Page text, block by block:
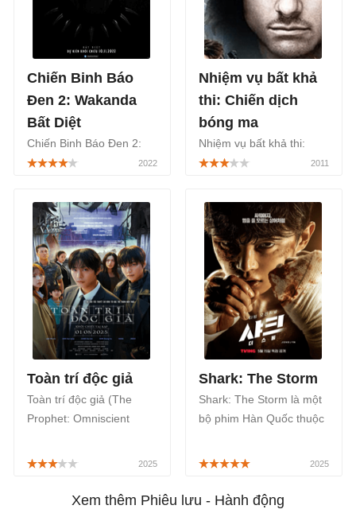
Chiến Binh Báo
Đen 2: Wakanda
Bất Diệt
Chiến Binh Báo Đen 2:
Wakanda Bất Diệt, tên
Panther: Wakanda
Forever hay Black
Panther 2 khởi chiếu từ
ngày 10/11 tới đây.
Nhiệm vụ bất khả
thi: Chiến dịch
bóng ma
Nhiệm vụ bất khả thi:
Chiến dịch bóng ma
Ghost Protocol) là phần
phim thứ 4 của loạt phim
Nhiệm vụ bất khả thi do
Tom Cruise thủ vai chính.
Toàn trí độc giả
Toàn trí độc giả (The
Prophet: Omniscient
Hàn Quốc chiếu rạp
thần thoại chuyển thể từ
Shark: The Storm
Shark: The Storm là một
bộ phim Hàn Quốc thuộc
biết đâu là phần tiếp theo
Beginning, được phát
Xem thêm Phiêu lưu - Hành động